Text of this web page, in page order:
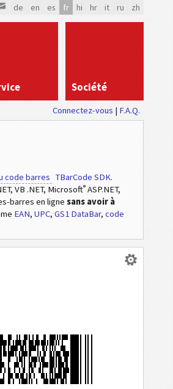
de en es fr hi hr it ru zh
Société
Connectez-vous | F.A.Q.
code barres TBarCode SDK.
VB .NET, Microsoft® ASP.NET,
barres en ligne sans avoir à
EAN, UPC, GS1 DataBar, code